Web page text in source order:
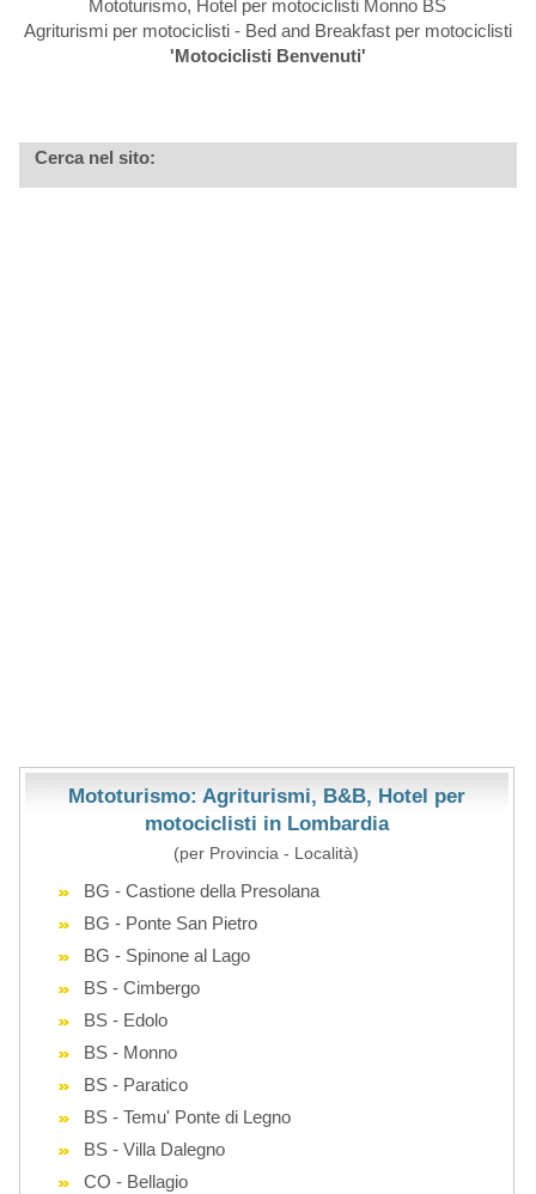
Mototurismo, Hotel per motociclisti Monno BS
Agriturismi per motociclisti - Bed and Breakfast per motociclisti
'Motociclisti Benvenuti'
Cerca nel sito:
Mototurismo: Agriturismi, B&B, Hotel per
motociclisti in Lombardia
(per Provincia - Località)
BG - Castione della Presolana
BG - Ponte San Pietro
BG - Spinone al Lago
BS - Cimbergo
BS - Edolo
BS - Monno
BS - Paratico
BS - Temu' Ponte di Legno
BS - Villa Dalegno
CO - Bellagio